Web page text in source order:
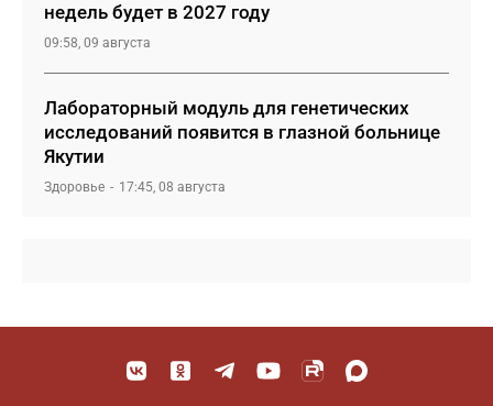
недель будет в 2027 году
09:58, 09 августа
Лабораторный модуль для генетических
исследований появится в глазной больнице
Якутии
Здоровье 17:45, 08 августа